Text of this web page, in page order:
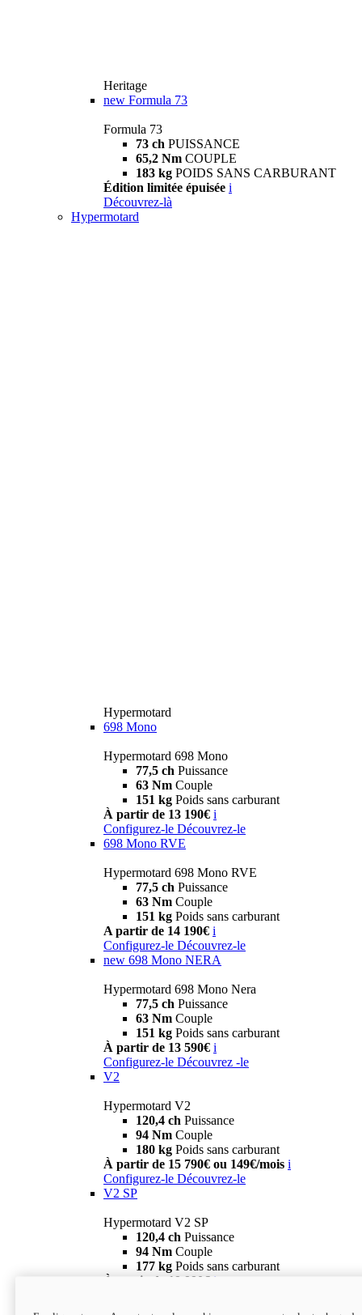
Heritage
new Formula 73
Formula 73
73 ch PUISSANCE
65,2 Nm COUPLE
183 kg POIDS SANS CARBURANT
Édition limitée épuisée i
Découvrez-là
Hypermotard
Hypermotard
698 Mono
Hypermotard 698 Mono
77,5 ch Puissance
63 Nm Couple
151 kg Poids sans carburant
À partir de 13 190€ i
Configurez-le Découvrez-le
698 Mono RVE
Hypermotard 698 Mono RVE
77,5 ch Puissance
63 Nm Couple
151 kg Poids sans carburant
A partir de 14 190€ i
Configurez-le Découvrez-le
new 698 Mono NERA
Hypermotard 698 Mono Nera
77,5 ch Puissance
63 Nm Couple
151 kg Poids sans carburant
À partir de 13 590€ i
Configurez-le Découvrez -le
V2
Hypermotard V2
120,4 ch Puissance
94 Nm Couple
180 kg Poids sans carburant
À partir de 15 790€ ou 149€/mois i
Configurez-le Découvrez-le
V2 SP
Hypermotard V2 SP
120,4 ch Puissance
94 Nm Couple
177 kg Poids sans carburant
À partir de 19 990€ i
new
V2 SP 100